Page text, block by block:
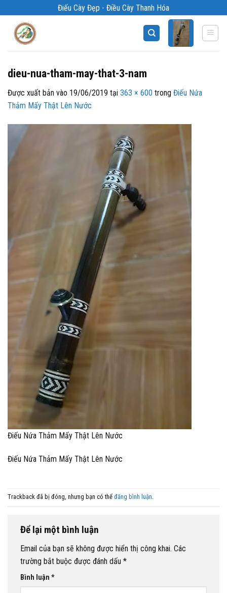
qua
Điếu Cày Đẹp - Điều Cày Thanh Hóa
dieu-nua-tham-may-that-3-nam
Được xuất bản vào 19/06/2019 tại 363 × 600 trong Điếu Nứa
Thảm Mấy Thật Lên Nước
Điếu Nứa Thảm Mấy Thật Lên Nước
Điếu Nứa Thảm Mấy Thật Lên Nước
Trackback đã bị đóng, nhưng bạn có thể đăng bình luận.
Để lại một bình luận
Email của bạn sẽ không được hiển thị công khai. Các
trường bắt buộc được đánh dấu *
Bình luận *